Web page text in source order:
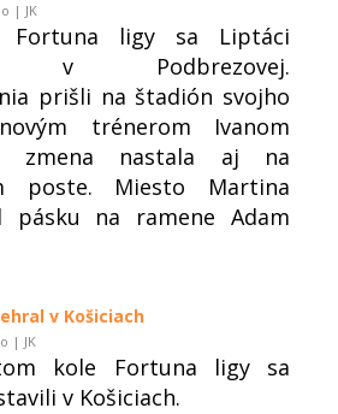
| JK
ligy sa Liptáci
v Podbrezovej.
prišli na štadión svojho
trénerom Ivanom
zmena nastala aj na
poste. Miesto Martina
pásku na ramene Adam
v Košiciach
| JK
kole Fortuna ligy sa
v Košiciach.